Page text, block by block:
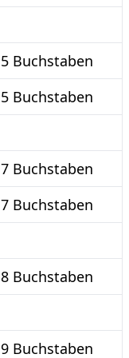
5 Buchstaben
5 Buchstaben
7 Buchstaben
7 Buchstaben
8 Buchstaben
9 Buchstaben